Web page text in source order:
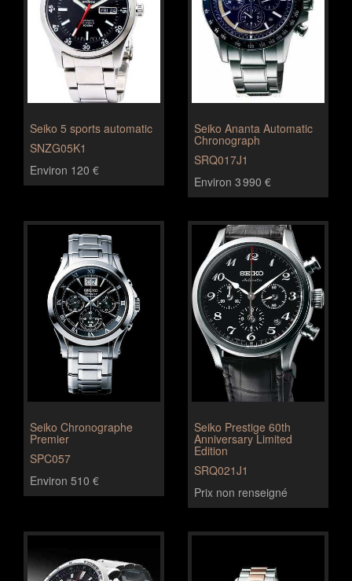
Seiko 5 sports automatic
SNZG05K1
Environ 120 €
Seiko Ananta Automatic
Chronograph
SRQ017J1
Environ 3 990 €
Seiko Chronographe
Premier
SPC057
Environ 510 €
Seiko Prestige 60th
Anniversary Limited
Edition
SRQ021J1
Prix non renseigné